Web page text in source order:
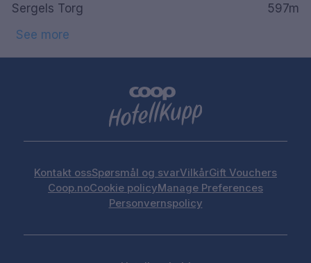
Sergels Torg
597m
See more
Kontakt ossSpørsmål og svarVilkårGift Vouchers
Coop.noCookie policyManage Preferences
Personvernspolicy